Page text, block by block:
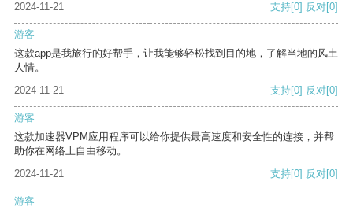
2024-11-21 支持[0] 反对[0]
游客
这款app是我旅行的好帮手，让我能够轻松找到目的地，了解当地的风土
人情。
2024-11-21
支持[0] 反对[0]
游客
这款加速器VPM应用程序可以给你提供最高速度和安全性的连接，并帮
助你在网络上自由移动。
2024-11-21
支持[0] 反对[0]
游客